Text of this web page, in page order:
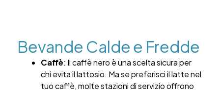
Bevande Calde e Fredde
Caffè: Il caffè nero è una scelta sicura per
chi evita il lattosio. Ma se preferisci il latte nel
tuo caffè, molte stazioni di servizio offrono